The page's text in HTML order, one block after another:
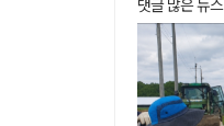
댓글 많은 뉴스